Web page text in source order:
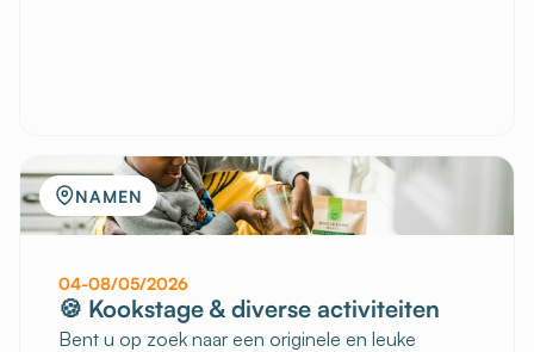
NAMEN
04-08/05/2026
🍪 Kookstage & diverse activiteiten
Bent u op zoek naar een originele en leuke